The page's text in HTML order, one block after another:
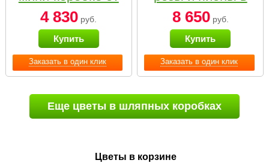
Заказать в один клик
Bella Fiori
4 830 руб.
Купить
Заказать в один клик
белой коробке
Small
8 650руб.
Купить
Еще цветы в шляпных коробках
Цветы в корзине